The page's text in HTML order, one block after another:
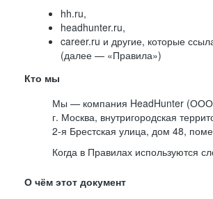
hh.ru,
headhunter.ru,
career.ru и другие, которые
(далее — «Правила»)
Кто мы
Мы — компания HeadHunter (ООО
г. Москва, внутригородская
2-я Брестская улица, дом 48,
Когда в Правилах используются
О чём этот документ